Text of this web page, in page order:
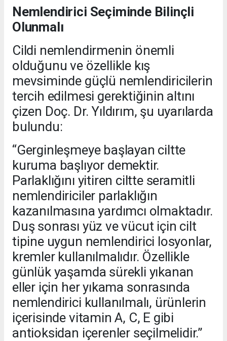
Nemlendirici Seçiminde Bilinçli
Olunmalı
Cildi nemlendirmenin önemli
olduğunu ve özellikle kış
mevsiminde güçlü nemlendiricilerin
tercih edilmesi gerektiğinin altını
çizen Doç. Dr. Yıldırım, şu uyarılarda
bulundu:
“Gerginleşmeye başlayan ciltte
kuruma başlıyor demektir.
Parlaklığını yitiren ciltte seramitli
nemlendiriciler parlaklığın
kazanılmasına yardımcı olmaktadır.
Duş sonrası yüz ve vücut için cilt
tipine uygun nemlendirici losyonlar,
kremler kullanılmalıdır. Özellikle
günlük yaşamda sürekli yıkanan
eller için her yıkama sonrasında
nemlendirici kullanılmalı, ürünlerin
içerisinde vitamin A, C, E gibi
antioksidan içerenler seçilmelidir.”